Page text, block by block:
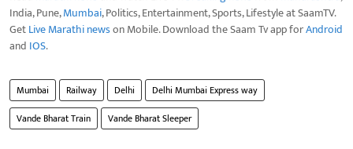
India, Pune,Mumbai, Politics, Entertainment, Sports, Lifestyle at SaamTV.
GetLive Marathi newson Mobile. Download the Saam Tv app forAndroid
and IOS.
Mumbai Railway Delhi
Delhi Mumbai Express way
Vande Bharat Train
Vande Bharat Sleeper